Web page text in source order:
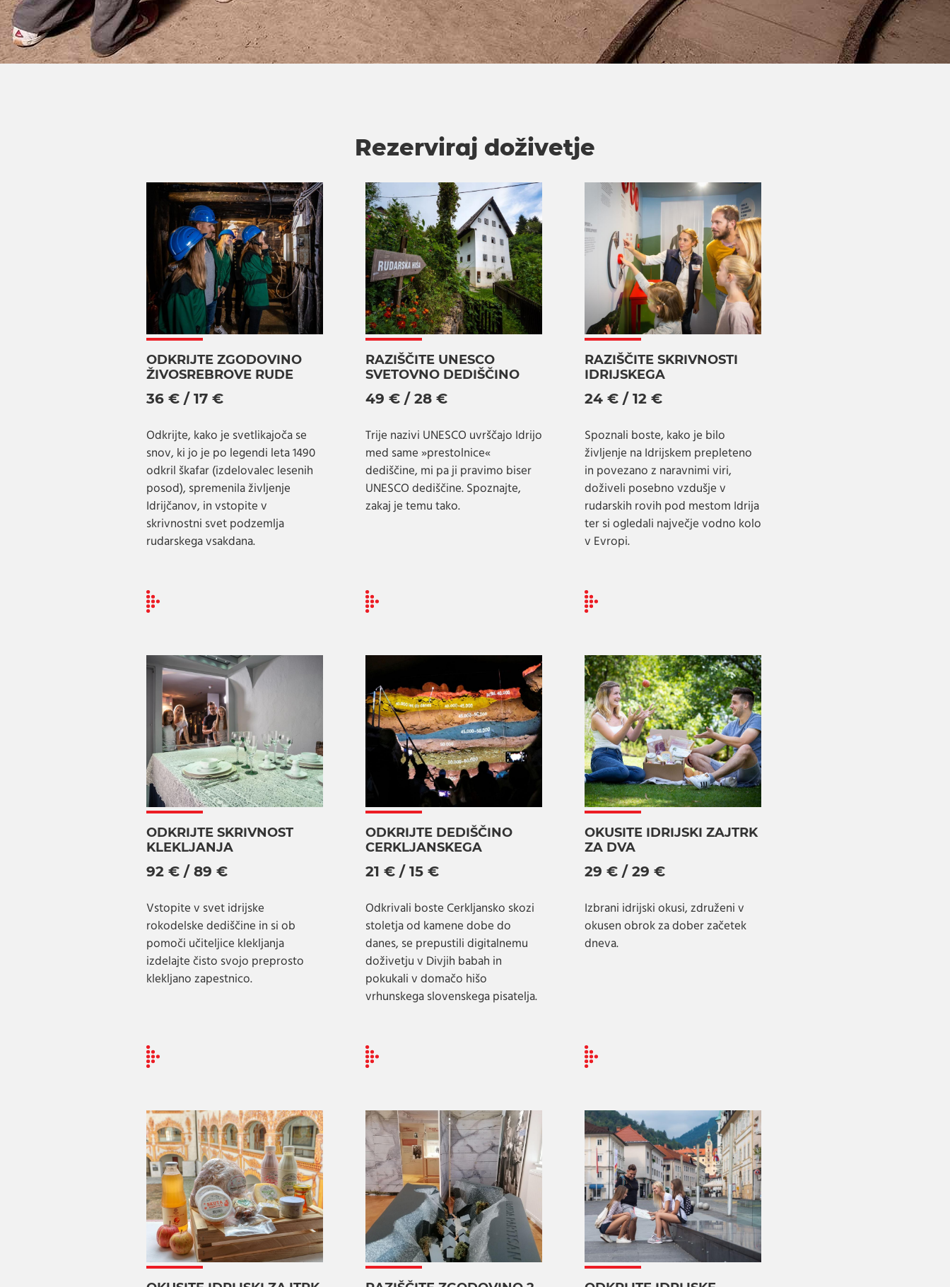
Rezerviraj doživetje
ODKRIJTE ZGODOVINO
ŽIVOSREBROVE RUDE
36 € / 17 €
Odkrijte, kako je svetlikajoča se
snov, ki jo je po legendi leta 1490
odkril škafar (izdelovalec lesenih
posod), spremenila življenje
Idrijčanov, in vstopite v
skrivnostni svet podzemlja
rudarskega vsakdana.
RAZIŠČITE UNESCO
SVETOVNO DEDIŠČINO
49 € / 28 €
Trije nazivi UNESCO uvrščajo Idrijo
med same »prestolnice«
dediščine, mi pa ji pravimo biser
UNESCO dediščine. Spoznajte,
zakaj je temu tako.
RAZIŠČITE SKRIVNOSTI
IDRIJSKEGA
24 € / 12 €
Spoznali boste, kako je bilo
življenje na Idrijskem prepleteno
in povezano z naravnimi viri,
doživeli posebno vzdušje v
rudarskih rovih pod mestom Idrija
ter si ogledali največje vodno kolo
v Evropi.
ODKRIJTE SKRIVNOST
KLEKLJANJA
92 € / 89 €
Vstopite v svet idrijske
rokodelske dediščine in si ob
pomoči učiteljice klekljanja
izdelajte čisto svojo preprosto
klekljano zapestnico.
ODKRIJTE DEDIŠČINO
CERKLJANSKEGA
21 € / 15 €
Odkrivali boste Cerkljansko skozi
stoletja od kamene dobe do
danes, se prepustili digitalnemu
doživetju v Divjih babah in
pokukali v domačo hišo
vrhunskega slovenskega pisatelja.
OKUSITE IDRIJSKI ZAJTRK
ZA DVA
29 € / 29 €
Izbrani idrijski okusi, združeni v
okusen obrok za dober začetek
dneva.